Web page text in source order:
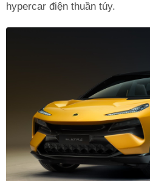
hypercar điện thuần túy.